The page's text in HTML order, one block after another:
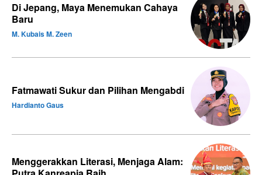
Di Jepang, Maya Menemukan Cahaya
Baru
M. Kubais M. Zeen
Fatmawati Sukur dan Pilihan Mengabdi
Hardianto Gaus
Menggerakkan Literasi, Menjaga Alam: